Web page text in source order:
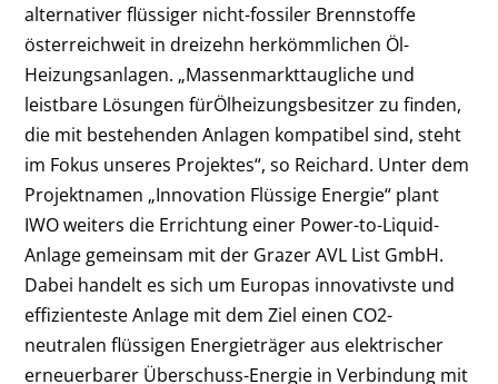
alternativer flüssiger nicht-fossiler Brennstoffe
österreichweit in dreizehn herkömmlichen Öl-
Heizungsanlagen. „Massenmarkttaugliche und
leistbare Lösungen fürÖlheizungsbesitzer zu finden,
die mit bestehenden Anlagen kompatibel sind, steht
im Fokus unseres Projektes“, so Reichard. Unter dem
Projektnamen „Innovation Flüssige Energie“ plant
IWO weiters die Errichtung einer Power-to-Liquid-
Anlage gemeinsam mit der Grazer AVL List GmbH.
Dabei handelt es sich um Europas innovativste und
effizienteste Anlage mit dem Ziel einen CO2-
neutralen flüssigen Energieträger aus elektrischer
erneuerbarer Überschuss-Energie in Verbindung mit